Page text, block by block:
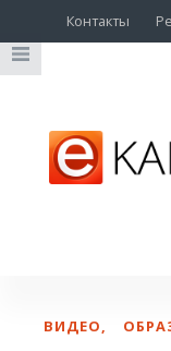
Контакты
ВИДЕО,